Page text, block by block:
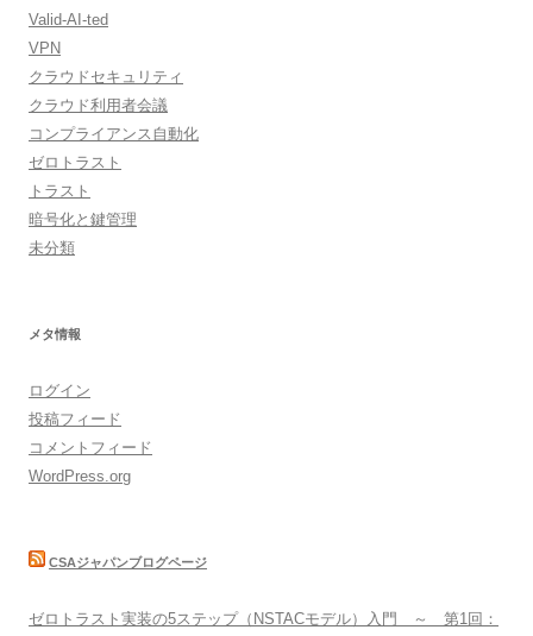
Valid-AI-ted
VPN
クラウドセキュリティ
クラウド利用者会議
コンプライアンス自動化
ゼロトラスト
トラスト
暗号化と鍵管理
未分類
メタ情報
ログイン
投稿フィード
コメントフィード
WordPress.org
CSAジャパンブログページ
ゼロトラスト実装の5ステップ（NSTACモデル）入門 ～ 第1回：